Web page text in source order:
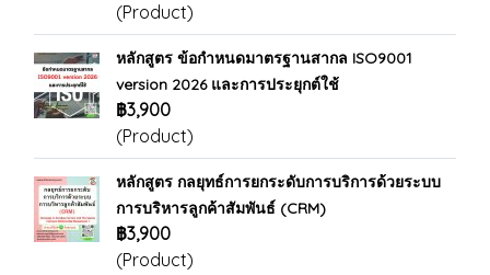
(Product)
หลักสูตร ข้อกำหนดมาตรฐานสากล ISO9001
version 2026 และการประยุกต์ใช้
฿3,900
(Product)
หลักสูตร กลยุทธ์การยกระดับการบริการด้วยระบบ
การบริหารลูกค้าสัมพันธ์ (CRM)
฿3,900
(Product)